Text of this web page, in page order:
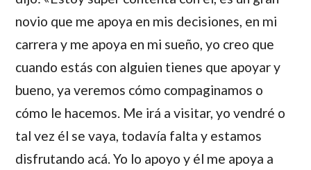
novio que me apoya en mis decisiones, en mi
carrera y me apoya en mi sueño, yo creo que
cuando estás con alguien tienes que apoyar y
bueno, ya veremos cómo compaginamos o
cómo le hacemos. Me irá a visitar, yo vendré o
tal vez él se vaya, todavía falta y estamos
disfrutando acá. Yo lo apoyo y él me apoya a